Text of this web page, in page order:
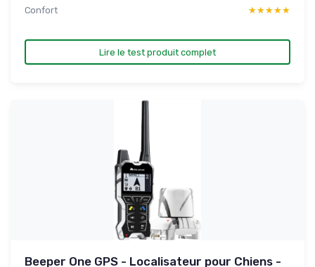
Confort
★★★★★
★★★★★
Lire le test produit complet
Beeper One GPS - Localisateur pour Chiens -